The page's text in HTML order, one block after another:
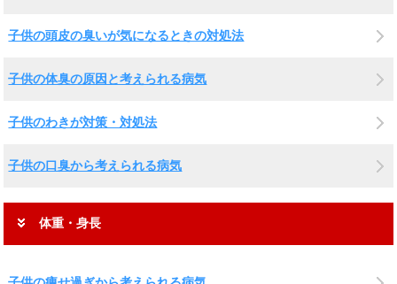
子供の頭皮の臭いが気になるときの対処法
子供の体臭の原因と考えられる病気
子供のわきが対策・対処法
子供の口臭から考えられる病気
体重・身長